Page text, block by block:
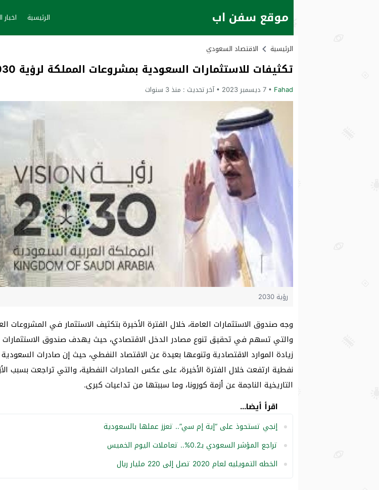
موقع سفن اب الرئيسية
الرئيسية الاقتصاد السعودي
تكثيفات للاستثمارات السعودية بمشروعات المملكة لرؤية 2030
Fahad 7 ديسمبر 2023 آخر تحديث : منذ 3 سنوات
رؤية 2030
وجه صندوق الاستثمارات العامة، خلال الفترة الأخيرة بتكثيف الاستثمار في المشروعات
والتي تسهم في تحقيق تنوع مصادر الدخل الاقتصادي، حيث يهدف صندوق الاستثمارات
زيادة الموارد الاقتصادية وتنوعها بعيدة عن الاقتصاد النفطي، حيث إن صادرات السعودية
نفطية ارتفعت خلال الفترة الأخيرة، على عكس الصادرات النفطية، والتي تراجعت بسبب
التاريخية الناجمة عن أزمة كورونا، وما سببتها من تداعيات كبرى.
اقرأ أيضا...
إنجي تستحوذ على “إية إم سي”.. تعزز عملها بالسعودية
تراجع المؤشر السعودي بـ0.2%.. تعاملات اليوم الخميس
الخطه التمويليه لعام 2020 تصل إلى 220 مليار ريال